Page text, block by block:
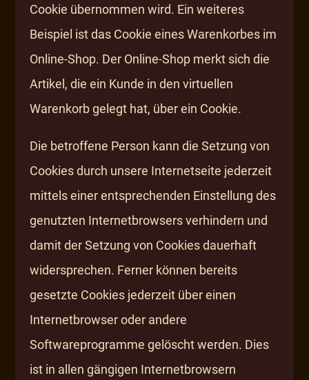
Cookie übernommen wird. Ein weiteres
Beispiel ist das Cookie eines Warenkorbes im
Online-Shop. Der Online-Shop merkt sich die
Artikel, die ein Kunde in den virtuellen
Warenkorb gelegt hat, über ein Cookie.
Die betroffene Person kann die Setzung von
Cookies durch unsere Internetseite jederzeit
mittels einer entsprechenden Einstellung des
genutzten Internetbrowsers verhindern und
damit der Setzung von Cookies dauerhaft
widersprechen. Ferner können bereits
gesetzte Cookies jederzeit über einen
Internetbrowser oder andere
Softwareprogramme gelöscht werden. Dies
ist in allen gängigen Internetbrowsern